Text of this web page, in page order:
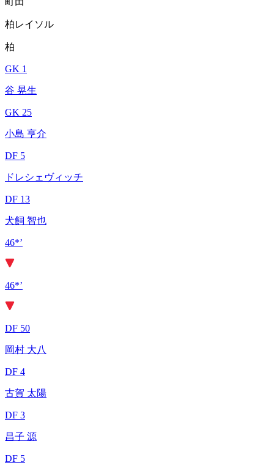
柏レイソル
柏
GK 1
谷 晃生
GK 25
小島 亨介
DF 5
ドレシェヴィッチ
DF 13
犬飼 智也
46*’
46*’
DF 50
岡村 大八
DF 4
古賀 太陽
DF 3
昌子 源
DF 5